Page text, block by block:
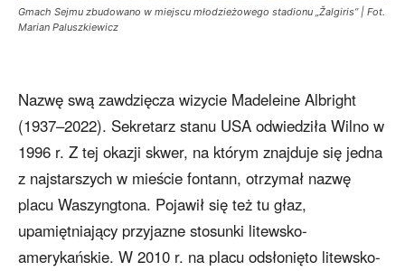
Gmach Sejmu zbudowano w miejscu młodzieżowego stadionu „Žalgiris” | Fot.
Marian Paluszkiewicz
Nazwę swą zawdzięcza wizycie Madeleine Albright
(1937–2022). Sekretarz stanu USA odwiedziła Wilno w
1996 r. Z tej okazji skwer, na którym znajduje się jedna
z najstarszych w mieście fontann, otrzymał nazwę
placu Waszyngtona. Pojawił się też tu głaz,
upamiętniający przyjazne stosunki litewsko-
amerykańskie. W 2010 r. na placu odsłonięto litewsko-